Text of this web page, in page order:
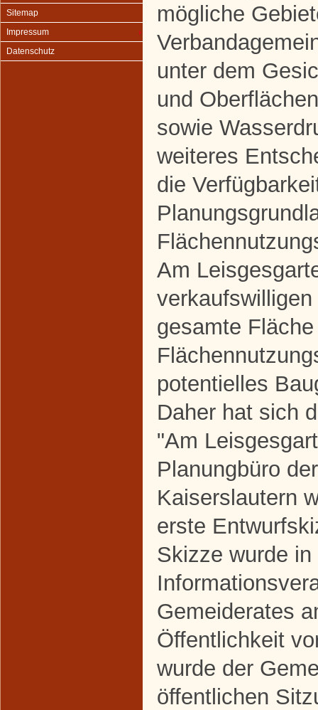
Sitemap
Impressum
Datenschutz
mögliche
unter dem
und
sowie
weiteres
die
Am
gesamte
potentielles
Daher hat sich
"Am
Planungbüro
Kaiserslautern
erste
Skizze wurde in
Gemeiderates
Öffentlichkeit
wurde der
öffentlichen